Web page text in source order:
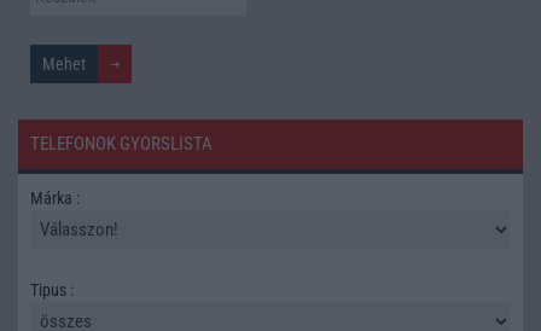
TELEFONOK GYORSLISTA
Márka :
Tipus :